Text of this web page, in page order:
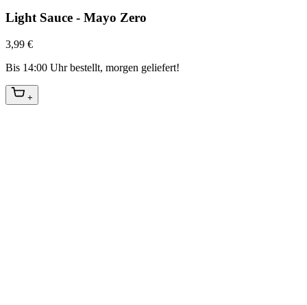
Light Sauce - Mayo Zero
3,99 €
Bis 14:00 Uhr bestellt, morgen geliefert!
+